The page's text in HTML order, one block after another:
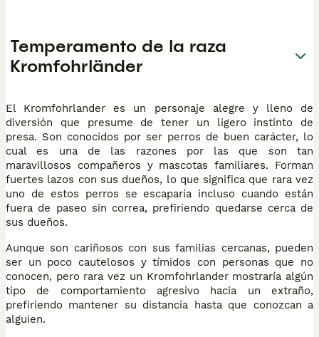
Temperamento de la raza
Kromfohrländer
El Kromfohrlander es un personaje alegre y lleno de
diversión que presume de tener un ligero instinto de
presa. Son conocidos por ser perros de buen carácter, lo
cual es una de las razones por las que son tan
maravillosos compañeros y mascotas familiares. Forman
fuertes lazos con sus dueños, lo que significa que rara vez
uno de estos perros se escaparía incluso cuando están
fuera de paseo sin correa, prefiriendo quedarse cerca de
sus dueños.
Aunque son cariñosos con sus familias cercanas, pueden
ser un poco cautelosos y tímidos con personas que no
conocen, pero rara vez un Kromfohrlander mostraría algún
tipo de comportamiento agresivo hacia un extraño,
prefiriendo mantener su distancia hasta que conozcan a
alguien.